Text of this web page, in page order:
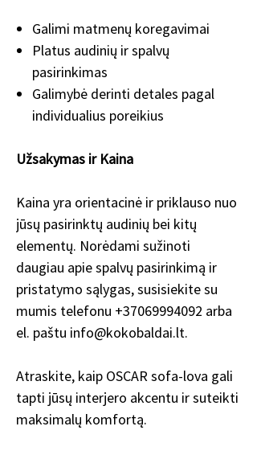
Galimi matmenų koregavimai
Platus audinių ir spalvų
pasirinkimas
Galimybė derinti detales pagal
individualius poreikius
Užsakymas ir Kaina
Kaina yra orientacinė ir priklauso nuo
jūsų pasirinktų audinių bei kitų
elementų. Norėdami sužinoti
daugiau apie spalvų pasirinkimą ir
pristatymo sąlygas, susisiekite su
mumis telefonu +37069994092 arba
el. paštu info@kokobaldai.lt.
Atraskite, kaip OSCAR sofa-lova gali
tapti jūsų interjero akcentu ir suteikti
maksimalų komfortą.